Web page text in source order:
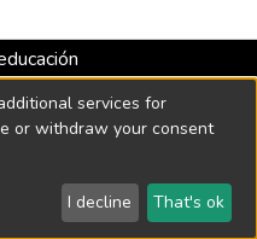
hasta 2026 -
de 2018
© 2002-2026 LYRASIS
services for
or withdraw your consent
I decline That's ok